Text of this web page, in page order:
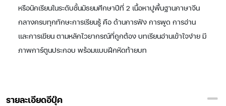
หรือนักเรียนในระดับชั้นมัธยมศึกษาปีที่ 2 เนื้อหาปูพื้นฐานภาษาจีน
กลางครบทุกทักษะการเรียนรู้ คือ ด้านการฟัง การพูด การอ่าน
และการเขียน ตามหลักไวยากรณ์ที่ถูกต้อง บทเรียนอ่านเข้าใจง่าย มี
ภาพการ์ตูนประกอบ พร้อมแบบฝึกหัดท้ายบท
รายละเอียดอีบุ๊ค